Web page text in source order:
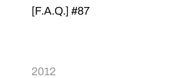
[F.A.Q.] #87
2012